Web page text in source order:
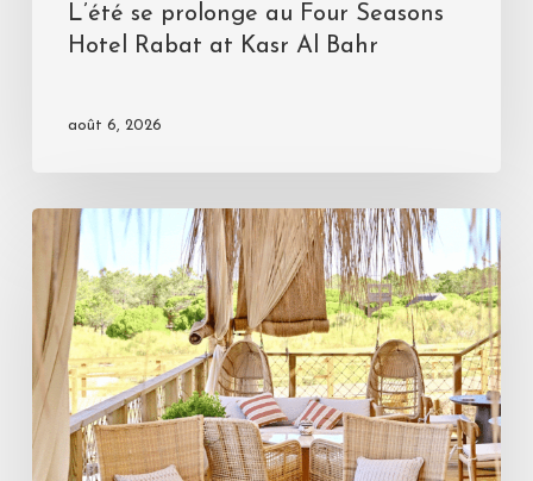
L’été se prolonge au Four Seasons
Hotel Rabat at Kasr Al Bahr
août 6, 2026